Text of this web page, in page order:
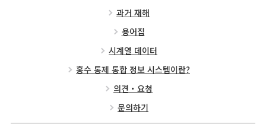
과거 재해
용어집
시계열 데이터
홍수 통제 통합 정보 시스템이란?
의견・요청
문의하기